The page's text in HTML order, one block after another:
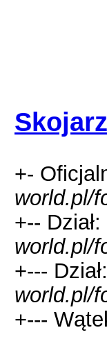
+-
world.pl/
+--
world.pl/
+---
world.pl/
+---